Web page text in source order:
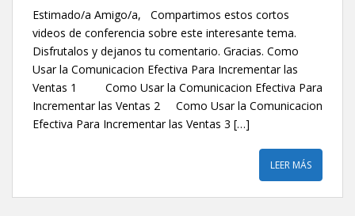
Estimado/a Amigo/a, Compartimos estos cortos
videos de conferencia sobre este interesante tema.
Disfrutalos y dejanos tu comentario. Gracias. Como
Usar la Comunicacion Efectiva Para Incrementar las
Ventas 1 Como Usar la Comunicacion Efectiva Para
Incrementar las Ventas 2 Como Usar la Comunicacion
Efectiva Para Incrementar las Ventas 3 […]
LEER MÁS